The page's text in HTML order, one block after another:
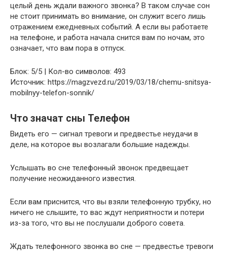
целый день ждали важного звонка? В таком случае сон
не стоит принимать во внимание, он служит всего лишь
отражением ежедневных событий. А если вы работаете
на телефоне, и работа начала снится вам по ночам, это
означает, что вам пора в отпуск.
Блок: 5/5 | Кол-во символов: 493
Источник: https://magzvezd.ru/2019/03/18/chemu-snitsya-
mobilnyy-telefon-sonnik/
Что значат сны Телефон
Видеть его — сигнал тревоги и предвестье неудачи в
деле, на которое вы возлагали большие надежды.
Услышать во сне телефонный звонок предвещает
получение неожиданного известия.
Если вам приснится, что вы взяли телефонную трубку, но
ничего не слышите, то вас ждут неприятности и потери
из-за того, что вы не послушали доброго совета.
Ждать телефонного звонка во сне — предвестье тревоги